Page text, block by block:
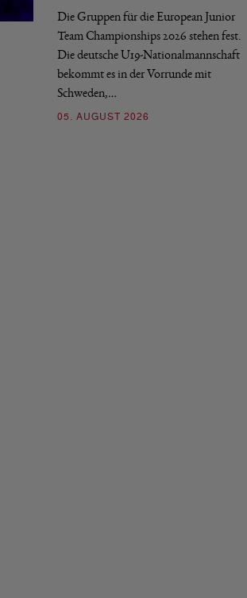
Die Gruppen für die European Junior
Team Championships 2026 stehen fest.
Die deutsche U19-Nationalmannschaft
bekommt es in der Vorrunde mit
Schweden,…
05. AUGUST 2026